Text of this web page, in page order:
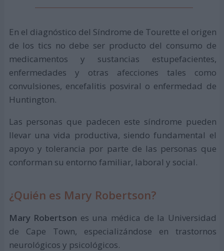
En el diagnóstico del Síndrome de Tourette el origen
de los tics no debe ser producto del consumo de
medicamentos y sustancias estupefacientes,
enfermedades y otras afecciones tales como
convulsiones, encefalitis posviral o enfermedad de
Huntington.
Las personas que padecen este síndrome pueden
llevar una vida productiva, siendo fundamental el
apoyo y tolerancia por parte de las personas que
conforman su entorno familiar, laboral y social.
¿Quién es Mary Robertson?
Mary Robertson es una médica de la Universidad
de Cape Town, especializándose en trastornos
neurológicos y psicológicos.